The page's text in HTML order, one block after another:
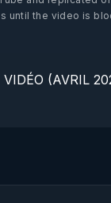
until the video is
(AVRIL